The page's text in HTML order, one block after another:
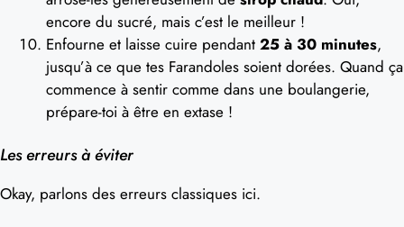
encore du sucré, mais c’est le meilleur !
Enfourne et laisse cuire pendant 25 à 30 minutes,
jusqu’à ce que tes Farandoles soient dorées. Quand ça
commence à sentir comme dans une boulangerie,
prépare-toi à être en extase !
Les erreurs à éviter
Okay, parlons des erreurs classiques ici.